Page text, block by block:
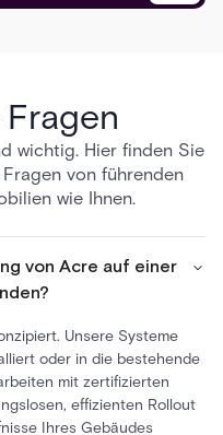
wichtig. Hier finden Sie
von führenden
wie Ihnen.
von Acre auf einer
Unsere Systeme
oder in die bestehende
mit zertifizierten
effizienten Rollout
Ihres Gebäudes